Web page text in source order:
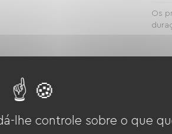
Os
lhe controle sobre o que